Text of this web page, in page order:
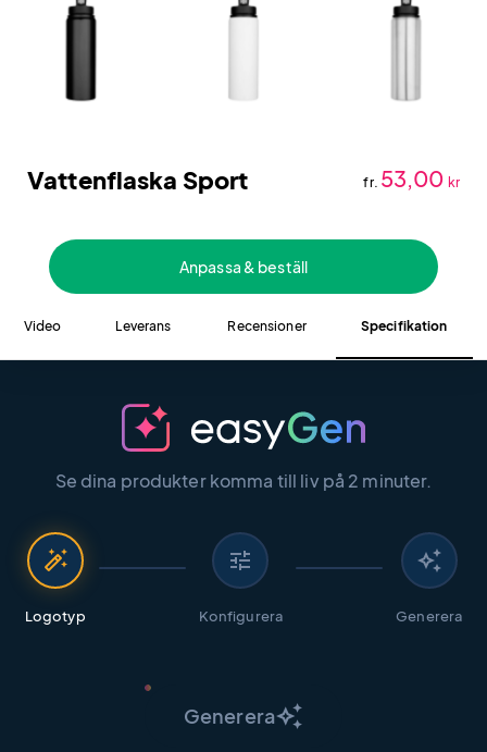
Vattenflaska Sport fr. 53,00 kr
Anpassa & beställ
Video Leverans Recensioner Specifikation
Se dina produkter komma till liv på 2 minuter.
auto_fix_high
Logotyp
tune
Konfigurera
auto_awesome
Generera
Genereraauto_awesome